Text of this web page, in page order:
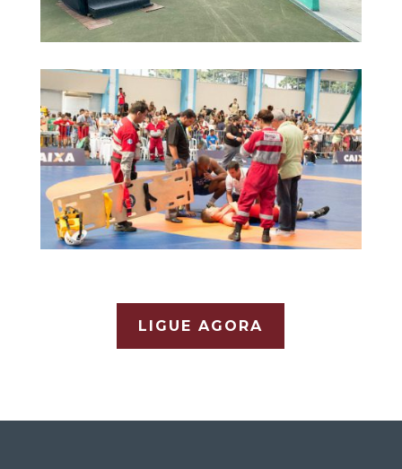
LIGUE AGORA